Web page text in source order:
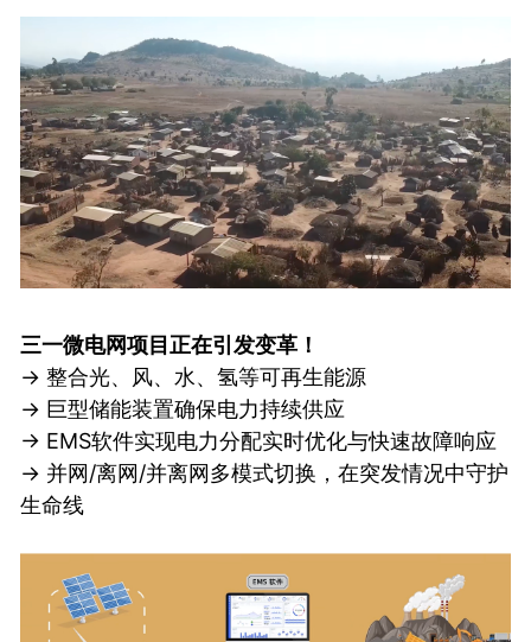
三一微电网项目正在引发变革！
→ 整合光、风、水、氢等可再生能源
→ 巨型储能装置确保电力持续供应
→ EMS软件实现电力分配实时优化与快速故障响应
→ 并网/离网/并离网多模式切换，在突发情况中守护
生命线